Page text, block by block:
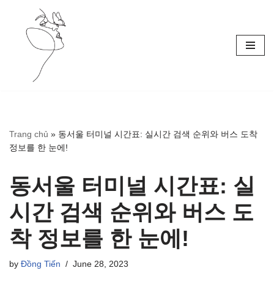
Skip
Trang chủ » 동서울 터미널 시간표: 실시간 검색 순위와 버스 도착
정보를 한 눈에!
동서울 터미널 시간표: 실
시간 검색 순위와 버스 도
착 정보를 한 눈에!
by Đồng Tiến June 28, 2023